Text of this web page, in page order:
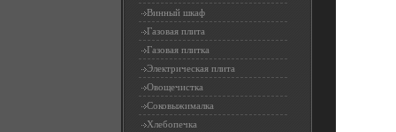
Винный шкаф
Газовая плита
Газовая плитка
Электрическая плита
Овощечистка
Соковыжималка
Хлебопечка